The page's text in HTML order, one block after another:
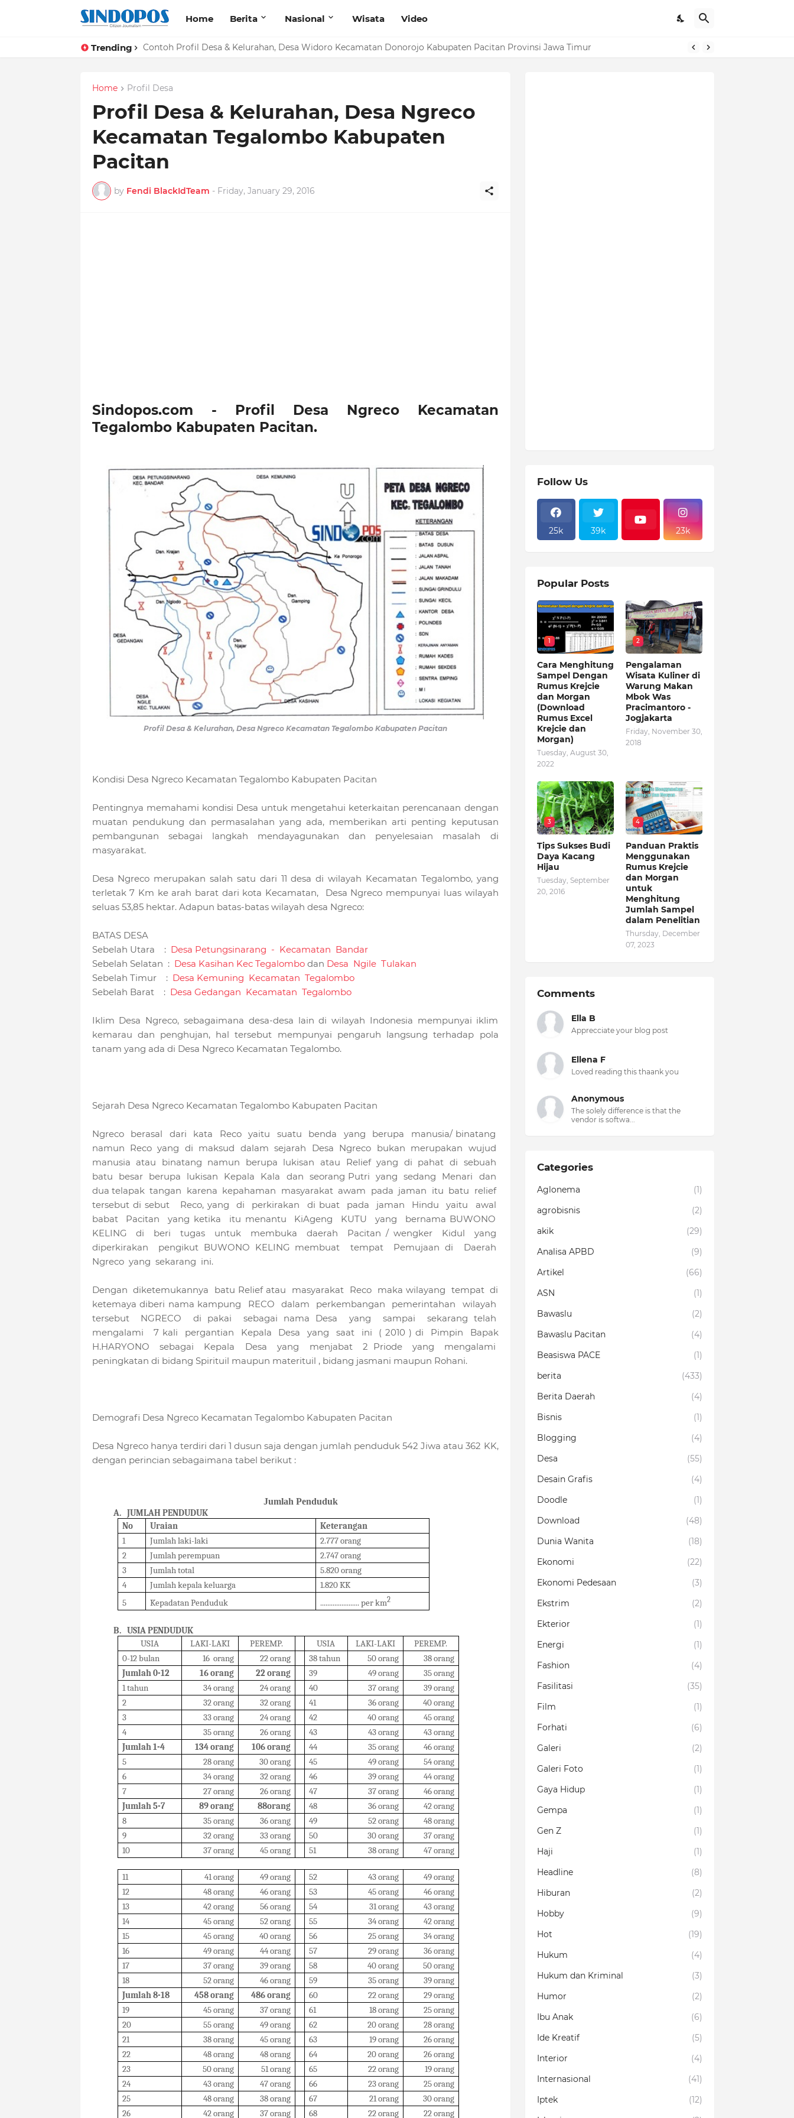
Home Berita Nasional Wisata Video
Trending Contoh Profil Desa & Kelurahan, Desa Widoro Kecamatan Donorojo Kabupaten Pacitan Provinsi Jawa Timur
Home Profil Desa
Profil Desa & Kelurahan, Desa Ngreco
Kecamatan Tegalombo Kabupaten
Pacitan
by Fendi BlackIdTeam - Friday, January 29, 2016
Sindopos.com - Profil Desa Ngreco Kecamatan
Tegalombo Kabupaten Pacitan.
Profil Desa & Kelurahan, Desa Ngreco Kecamatan Tegalombo Kabupaten Pacitan
Kondisi Desa Ngreco Kecamatan Tegalombo Kabupaten Pacitan
Pentingnya memahami kondisi Desa untuk mengetahui keterkaitan perencanaan dengan
muatan pendukung dan permasalahan yang ada, memberikan arti penting keputusan
pembangunan sebagai langkah mendayagunakan dan penyelesaian masalah di
masyarakat.
Desa Ngreco merupakan salah satu dari 11 desa di wilayah Kecamatan Tegalombo, yang
terletak 7 Km ke arah barat dari kota Kecamatan, Desa Ngreco mempunyai luas wilayah
seluas 53,85 hektar. Adapun batas-batas wilayah desa Ngreco:
BATAS DESA
Sebelah Utara : Desa Petungsinarang - Kecamatan Bandar
Sebelah Selatan : Desa Kasihan Kec Tegalombodan Desa Ngile Tulakan
Sebelah Timur : Desa Kemuning Kecamatan Tegalombo
Sebelah Barat : Desa Gedangan Kecamatan Tegalombo
Iklim Desa Ngreco, sebagaimana desa-desa lain di wilayah Indonesia mempunyai iklim
kemarau dan penghujan, hal tersebut mempunyai pengaruh langsung terhadap pola
tanam yang ada di Desa Ngreco Kecamatan Tegalombo.
Sejarah Desa Ngreco Kecamatan Tegalombo Kabupaten Pacitan
Ngreco berasal dari kata Reco yaitu suatu benda yang berupa manusia/ binatang
namun Reco yang di maksud dalam sejarah Desa Ngreco bukan merupakan wujud
manusia atau binatang namun berupa lukisan atau Relief yang di pahat di sebuah
batu besar berupa lukisan Kepala Kala dan seorang Putri yang sedang Menari dan
dua telapak tangan karena kepahaman masyarakat awam pada jaman itu batu relief
tersebut di sebut Reco, yang di perkirakan di buat pada jaman Hindu yaitu awal
babat Pacitan yang ketika itu menantu KiAgeng KUTU yang bernama BUWONO
KELING di beri tugas untuk membuka daerah Pacitan / wengker Kidul yang
diperkirakan pengikut BUWONO KELING membuat tempat Pemujaan di Daerah
Ngreco yang sekarang ini.
Dengan diketemukannya batu Relief atau masyarakat Reco maka wilayang tempat di
ketemaya diberi nama kampung RECO dalam perkembangan pemerintahan wilayah
tersebut NGRECO di pakai sebagai nama Desa yang sampai sekarang telah
mengalami 7 kali pergantian Kepala Desa yang saat ini ( 2010 ) di Pimpin Bapak
H.HARYONO sebagai Kepala Desa yang menjabat 2 Priode yang mengalami
peningkatan di bidang Spirituil maupun materituil , bidang jasmani maupun Rohani.
Demografi Desa Ngreco Kecamatan Tegalombo Kabupaten Pacitan
Desa Ngreco hanya terdiri dari 1 dusun saja dengan jumlah penduduk 542 Jiwa atau 362 KK,
dengan perincian sebagaimana tabel berikut :
Jumlah Penduduk
A. JUMLAH PENDUDUK
No
Uraian
Keterangan
1
Jumlah laki-laki
2.777 orang
2
Jumlah perempuan
2.747 orang
3
Jumlah total
5.820 orang
4
Jumlah kepala keluarga
1.820 KK
5
Kepadatan Penduduk ...................... per km2
B. USIA PENDUDUK
USIA
LAKI-LAKI PEREMP. USIA LAKI-LAKI
PEREMP.
0-12 bulan
16 orang 22 orang 38 tahun 50 orang
38 orang
Jumlah 0-12
16 orang 22 orang 39 49 orang
35 orang
1 tahun
34 orang 24 orang 40 37 orang
39 orang
2
32 orang 32 orang 41 36 orang
40 orang
3
33 orang 24 orang 42 40 orang
45 orang
4
35 orang 26 orang 43 43 orang
43 orang
Jumlah 1-4
134 orang 106 orang 44 35 orang
46 orang
5
28 orang 30 orang 45 49 orang
54 orang
6
34 orang 32 orang 46 39 orang
44 orang
7
27 orang 26 orang 47 37 orang
46 orang
Jumlah 5-7
89 orang 88orang 48 36 orang
42 orang
8
35 orang 36 orang 49 52 orang
48 orang
9
32 orang 33 orang 50 30 orang
37 orang
10
37 orang 45 orang 51 38 orang 47 orang
11 41 orang 49 orang 52 43 orang
49 orang
12
48 orang 46 orang 53 45 orang
46 orang
13
42 orang 56 orang 54 31 orang
43 orang
14
45 orang 52 orang 55 34 orang
42 orang
15
45 orang 40 orang 56 25 orang
34 orang
16
49 orang 44 orang 57 29 orang
36 orang
17
37 orang 39 orang 58 40 orang
50 orang
18
52 orang 46 orang 59 35 orang
39 orang
Jumlah 8-18
458 orang 486 orang 60 22 orang
29 orang
19
45 orang 37 orang 61 18 orang
25 orang
20
55 orang 49 orang 62 20 orang
28 orang
21
38 orang 45 orang 63 19 orang
26 orang
22
48 orang 48 orang 64 20 orang
26 orang
23
50 orang 51 orang 65 22 orang
19 orang
24
43 orang 47 orang 66 23 orang
25 orang
25
48 orang 38 orang 67 21 orang
30 orang
26
42 orang 37 orang 68 22 orang 22 orang
Follow Us
25k 39k 23k
Popular Posts
1
Cara Menghitung
Sampel Dengan
Rumus Krejcie
dan Morgan
(Download
Rumus Excel
Krejcie dan
Morgan)
Tuesday, August 30,
2022
2
Pengalaman
Wisata Kuliner di
Warung Makan
Mbok Was
Pracimantoro -
Jogjakarta
Friday, November 30,
2018
3
Tips Sukses Budi
Daya Kacang
Hijau
Tuesday, September
20, 2016
4
Panduan Praktis
Menggunakan
Rumus Krejcie
dan Morgan
untuk
Menghitung
Jumlah Sampel
dalam Penelitian
Thursday, December
07, 2023
Comments
Ella B
Apprecciate your blog post
Ellena F
Loved reading this thaank you
Anonymous
The solely difference is that the
vendor is softwa...
Categories
Aglonema
(1)
agrobisnis
(2)
akik
(29)
Analisa APBD
(9)
Artikel
(66)
ASN
(1)
Bawaslu
(2)
Bawaslu Pacitan
(4)
Beasiswa PACE
(1)
berita
(433)
Berita Daerah
(4)
Bisnis
(1)
Blogging
(4)
Desa
(55)
Desain Grafis
(4)
Doodle
(1)
Download
(48)
Dunia Wanita
(18)
Ekonomi
(22)
Ekonomi Pedesaan
(3)
Ekstrim
(2)
Ekterior
(1)
Energi
(1)
Fashion
(4)
Fasilitasi
(35)
Film
(1)
Forhati
(6)
Galeri
(2)
Galeri Foto
(1)
Gaya Hidup
(1)
Gempa
(1)
Gen Z
(1)
Haji
(1)
Headline
(8)
Hiburan
(2)
Hobby
(9)
Hot
(19)
Hukum
(4)
Hukum dan Kriminal
(3)
Humor
(2)
Ibu Anak
(6)
Ide Kreatif
(5)
Interior
(4)
Internasional
(41)
Iptek
(12)